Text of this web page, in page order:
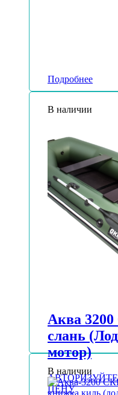
Подробнее
В наличии
Аква
слань
мотор)
ЦЕНУ
В наличии